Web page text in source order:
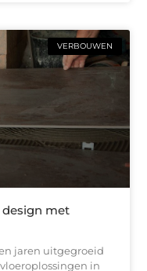
VERBOUWEN
design met
jaren uitgegroeid
in